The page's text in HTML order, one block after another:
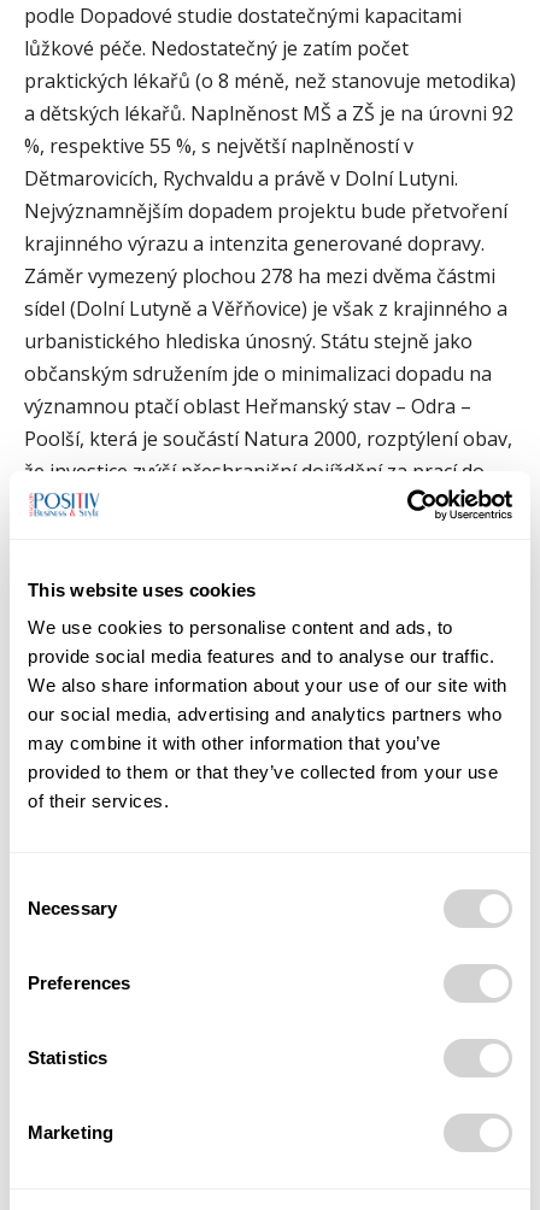
This website uses cookies
We use cookies to personalise content and ads, to
provide social media features and to analyse our traffic.
We also share information about your use of our site with
our social media, advertising and analytics partners who
may combine it with other information that you’ve
provided to them or that they’ve collected from your use
of their services.
Selection
Necessary
Preferences
Statistics
Marketing
podle Dopadové studie dostatečnými kapacitami
lůžkové péče. Nedostatečný je zatím počet
praktických lékařů (o 8 méně, než stanovuje metodika)
a dětských lékařů. Naplněnost MŠ a ZŠ je na úrovni 92
%, respektive 55 %, s největší naplněností v
Dětmarovicích, Rychvaldu a právě v Dolní Lutyni.
Nejvýznamnějším dopadem projektu bude přetvoření
krajinného výrazu a intenzita generované dopravy.
Záměr vymezený plochou 278 ha mezi dvěma částmi
sídel (Dolní Lutyně a Věřňovice) je však z krajinného a
urbanistického hlediska únosný. Státu stejně jako
občanským sdružením jde o minimalizaci dopadu na
významnou ptačí oblast Heřmanský stav – Odra –
Poolší, která je součástí Natura 2000, rozptýlení obav,
že investice zvýší přeshraniční dojíždění za prací do
Dolní Lutyně, neúměrně zvětší obec novou výstavbou
Orná půda je klasifikována jako velmi málo produkční
a její úbytek v kontextu celé spádové oblasti není
závažný (17 % jen v rámci katastru Dolní Lutyně).
Sousedství areálu má jen malý negativní efekt na
obydlená území. Lesní plochy v území SPP jsou
bilancovány a nahrazeny v rámci připravovaného
novými přírodními břehy v rámci zelených ploch v
areálu či poblíž něj. Celkově dojde ke zvýšení
koeficientu ekologické stability dotčeného území z
0,128 na 0,449. Navrhovanou revitalizací, opravou a
prostupnost a biodiverzita v území. Detailní biologické
standardních procesů hodnocení SEA a EIA.